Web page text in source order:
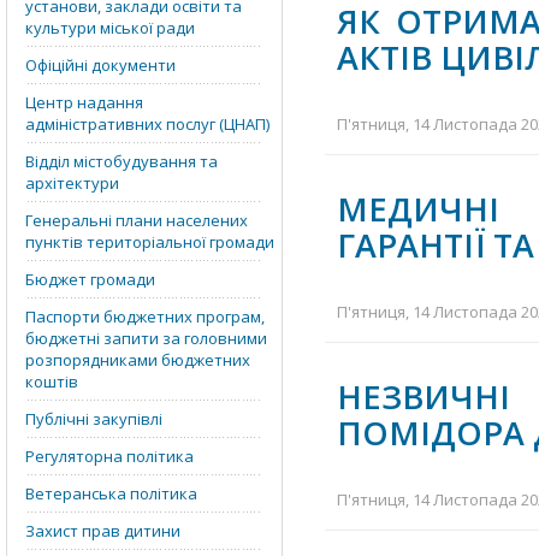
установи, заклади освіти та
культури міської ради
Офіційні документи
Центр надання
адміністративних послуг (ЦНАП)
Відділ містобудування та
архітектури
Генеральні плани населених
пунктів територіальної громади
Бюджет громади
Паспорти бюджетних програм,
бюджетні запити за головними
розпорядниками бюджетних
коштів
Публічні закупівлі
Регуляторна політика
Ветеранська політика
Захист прав дитини
ЯК
АКТІВ
П'ятниця, 14 Листопада
ГАРАНТІЇ
П'ятниця, 14 Листопада
ПОМІДОРА
П'ятниця, 14 Листопада